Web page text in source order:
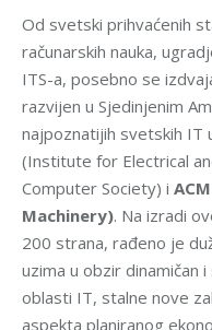
Od svetski prihvaćenih
računarskih nauka,
ITS-a, posebno se
razvijen u Sjedinjenim
najpoznatijih svetskih IT
(Institute for Electrical
Computer Society) i
Machinery). Na izradi
200 strana, rađeno je
uzima u obzir dinamičan
oblasti IT, stalne nove
aspekta planiranog